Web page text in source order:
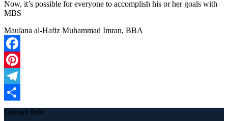
Now, it’s possible for everyone to accomplish his or her goals with
MBS
Maulana al-Hafiz Muhammad Imran, BBA
Facebook
Pinterest
Telegram
Delen
Contact Info